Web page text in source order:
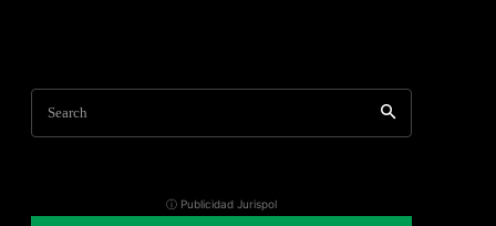
Search
ⓘ Publicidad Jurispol